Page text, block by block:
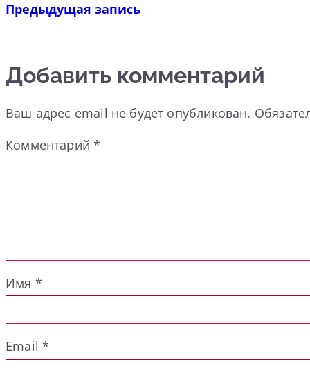
Предыдущая запись
Добавить комментарий
Ваш адрес email не будет опубликован.
Комментарий*
Имя *
Email*